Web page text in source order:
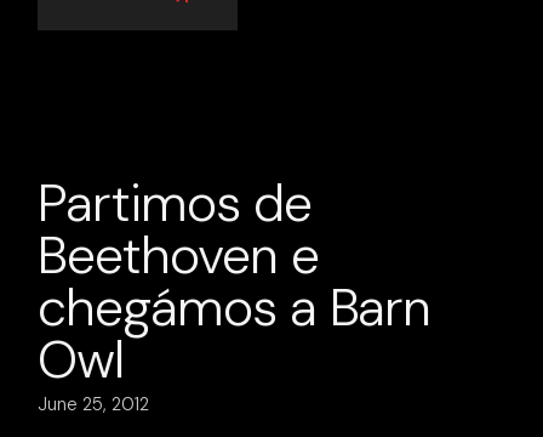
Partimos de
Beethoven e
chegámos a Barn
Owl
June 25, 2012